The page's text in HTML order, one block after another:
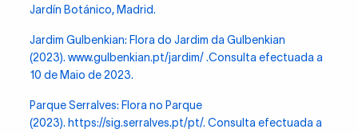
Jardín Botánico, Madrid.
Jardim Gulbenkian: Flora do Jardim da Gulbenkian
(2023).www.gulbenkian.pt/jardim/.Consulta efectuada a
10 de Maio de 2023.
Parque Serralves: Flora no Parque
(2023). https://sig.serralves.pt/pt/. Consulta efectuada a